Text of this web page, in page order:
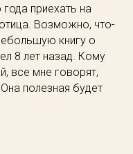
приехать на
Возможно, что-
книгу о
8 лет назад. Кому
все мне говорят,
полезная будет